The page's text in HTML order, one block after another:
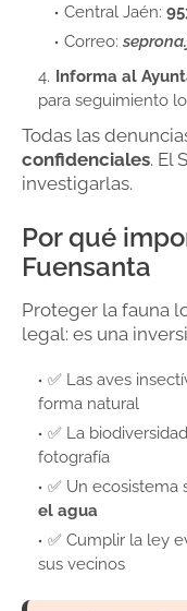
Central Jaén:
Correo:
Informa al
para seguimiento
Todas las
confidenciales. El
investigarlas.
Por qué
Fuensanta
Proteger la fauna
legal: es una
✅ Las aves
forma natural
✅ La
fotografía
✅ Un ecosistema
el agua
✅ Cumplir la ley
sus vecinos